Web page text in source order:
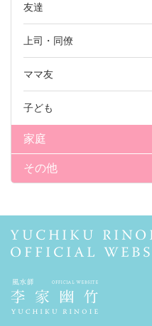
友達
上司・同僚
ママ友
子ども
家庭
その他